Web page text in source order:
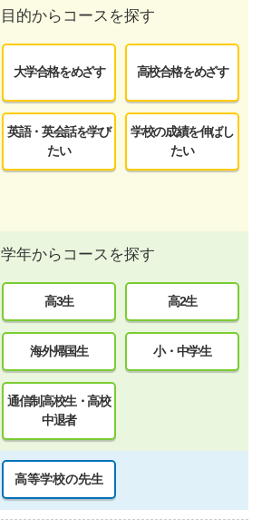
目的からコースを探す
大学合格をめざす 高校合格をめざす
英語・英会話を学び
たい
学校の成績を伸ばし
たい
学年からコースを探す
高3生 高2生
海外帰国生 小・中学生
通信制高校生・高校
中退者
高等学校の先生